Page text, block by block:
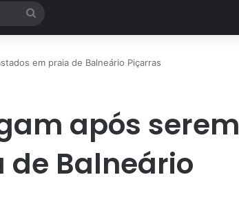
por
em praia de Balneário Piçarras
após serem
Balneário